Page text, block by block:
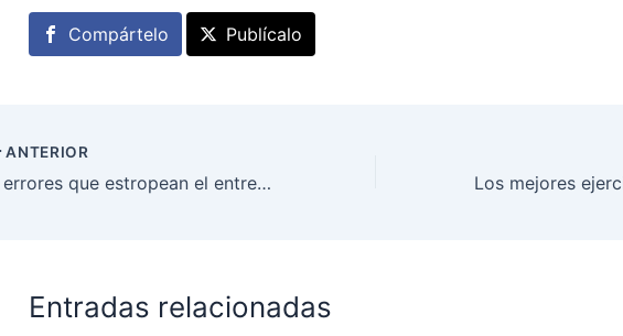
Compártelo Publícalo
ANTERIOR
5 errores que estropean el entrenamiento para adelgazar
Entradas relacionadas